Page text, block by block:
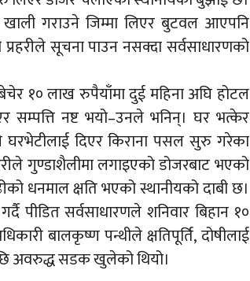
गराउने जिम्मा लिएर बुटवल आएपनि
सूचना पाउन नसक्दा सर्वसाधारणको
१० लाख रुपैयाँमा दुई महिना अघि होटल
सम्पत्ति नष्ट भयो–उनले भनिन्। घर भत्केर
दिएर किराना पसल सुरु गरेका
गुण्डाशैलीमा लगाइएको डोजरबाट भएको
धनमाल क्षति भएको स्थानीयको दाबी छ।
पीडित सर्वसाधारणले शनिवार बिहान १०
बालकृष्ण पन्थीले क्षतिपूर्ति, दोषीलाई
अवरुद्ध सडक खुलेको थियो।